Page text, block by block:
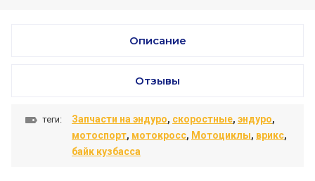
Описание
Отзывы
теги: Запчасти на эндуро, скоростные, эндуро,
мотоспорт, мотокросс, Мотоциклы, врикс,
байк кузбасса